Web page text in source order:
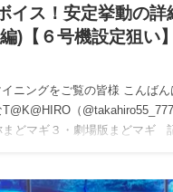
イス！安定挙動の詳
)【６号機設定狙い】
ニングをご覧の皆様 こんば
（
どマギ３・劇場版まどマギ